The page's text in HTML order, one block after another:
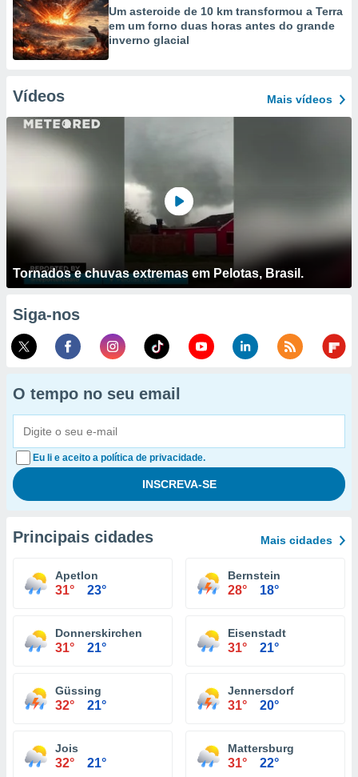
Um asteroide de 10 km transformou a Terra
em um forno duas horas antes do grande
inverno glacial
Vídeos Mais vídeos
Tornados e chuvas extremas em Pelotas, Brasil.
Siga-nos
O tempo no seu email
Eu li e aceito a política de privacidade.
Principais cidades Mais cidades
Apetlon
31° 23°
Bernstein
28° 18°
Donnerskirchen
31° 21°
Eisenstadt
31° 21°
Güssing
32° 21°
Jennersdorf
31° 20°
Jois
32° 21°
Mattersburg
31° 22°